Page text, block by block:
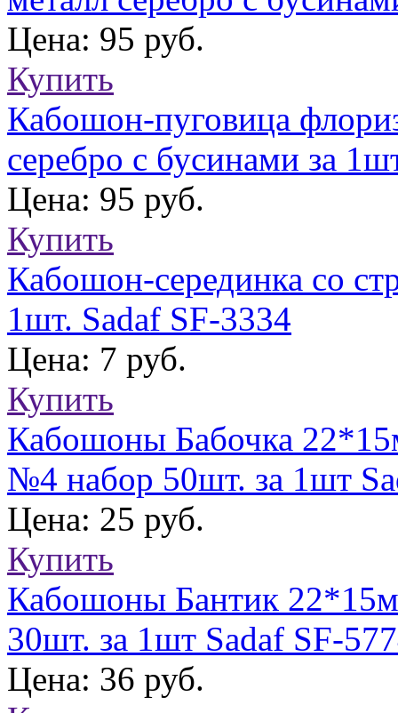
Цена: 95 руб.
Купить
Кабошон-пуговица
серебро с бусинами за
Цена: 95 руб.
Купить
Кабошон-серединка со
1шт. Sadaf SF-3334
Цена: 7 руб.
Купить
Кабошоны Бабочка
№4 набор 50шт. за 1шт
Цена: 25 руб.
Купить
Кабошоны Бантик
30шт. за 1шт Sadaf SF-
Цена: 36 руб.